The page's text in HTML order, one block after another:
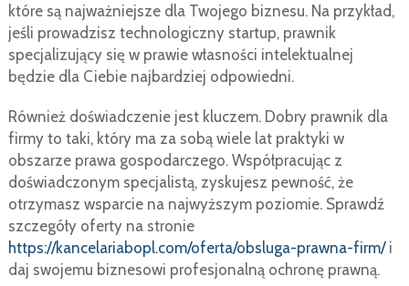
które są najważniejsze dla Twojego biznesu. Na przykład,
jeśli prowadzisz technologiczny startup, prawnik
specjalizujący się w prawie własności intelektualnej
będzie dla Ciebie najbardziej odpowiedni.
Również doświadczenie jest kluczem. Dobry prawnik dla
firmy to taki, który ma za sobą wiele lat praktyki w
obszarze prawa gospodarczego. Współpracując z
doświadczonym specjalistą, zyskujesz pewność, że
otrzymasz wsparcie na najwyższym poziomie. Sprawdź
szczegóły oferty na stronie
https://kancelariabopl.com/oferta/obsluga-prawna-firm/i
daj swojemu biznesowi profesjonalną ochronę prawną.